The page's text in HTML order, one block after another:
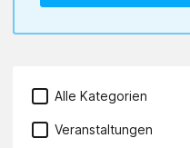
Alle Kategorien
Veranstaltungen